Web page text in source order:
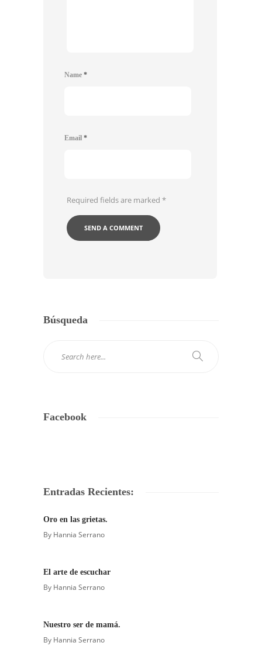
Name *
Email *
Required fields are marked *
Búsqueda
Facebook
Entradas Recientes:
Oro en las grietas.
By Hannia Serrano
El arte de escuchar
By Hannia Serrano
Nuestro ser de mamá.
By Hannia Serrano